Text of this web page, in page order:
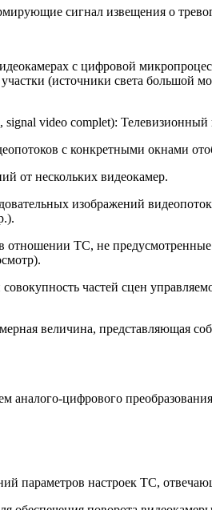
сигнал извещения о
с цифровой
(источники света
video complet):
с конкретными окнами
от нескольких видеокамер.
изображений
отношении ТС, не
частей сцен
величина, представляющая
цифрового
параметров настроек ТС,